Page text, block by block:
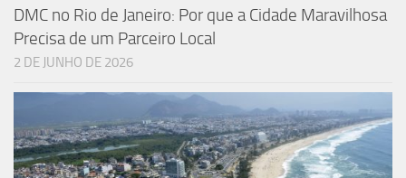
DMC no Rio de Janeiro: Por que a Cidade Maravilhosa
Precisa de um Parceiro Local
2 DE JUNHO DE 2026